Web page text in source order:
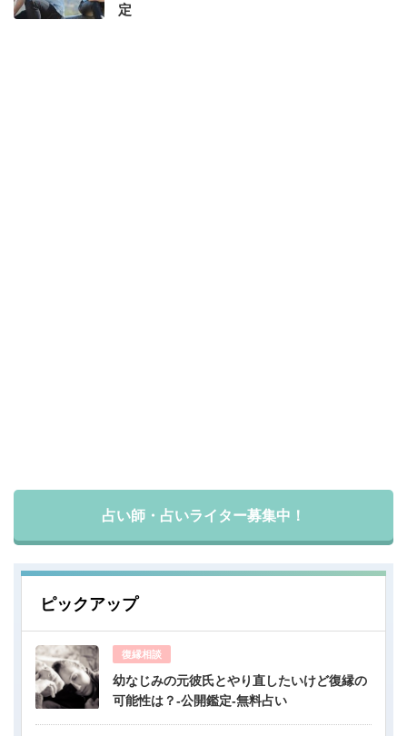
定
占い師・占いライター募集中！
ピックアップ
復縁相談
幼なじみの元彼氏とやり直したいけど復縁の
可能性は？-公開鑑定-無料占い